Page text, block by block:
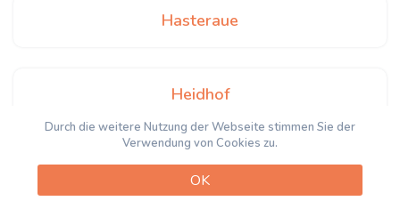
Hasteraue
Heidhof
Heintjeshammer
Durch die weitere Nutzung der Webseite stimmen Sie der
Verwendung von Cookies zu.
OK